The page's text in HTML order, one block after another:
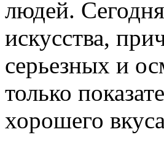
людей.
искусства,
серьезных и
только
хорошего